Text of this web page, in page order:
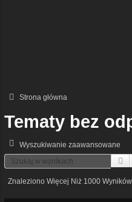
Strona główna
Tematy bez
Wyszukiwanie zaawansowane
Znaleziono Więcej Niż 1000 Wyników